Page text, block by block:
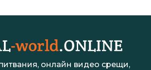
онлайн видео срещи,